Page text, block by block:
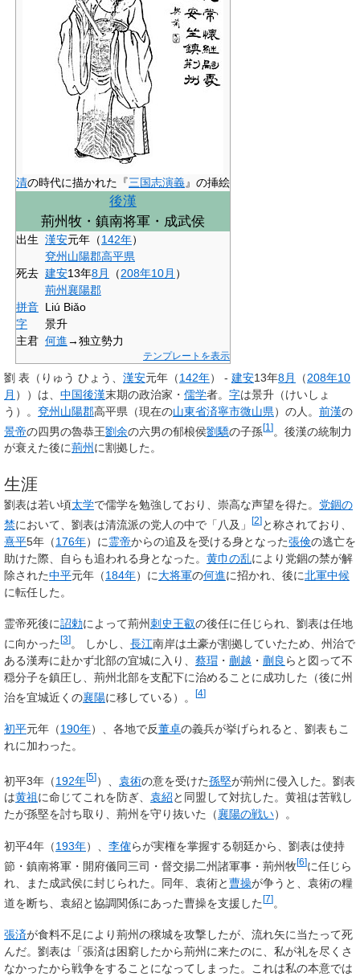
清の時代に描かれた『三国志演義』の挿絵
後漢
荊州牧・鎮南将軍・成武侯
出生 漢安元年（142年）
兗州山陽郡高平県
死去 建安13年8月 （208年10月 ）
荊州襄陽郡
拼音 Liú Biǎo
字
景升
主君 何進→独立勢力
テンプレートを表示
劉 表 （りゅう ひょう、 漢安元年（142年） - 建安13年8月 （208年10
月 ））は、 中国後漢末期の政治家・ 儒学者。 字は景升 （けいしょ
う）。 兗州山陽郡高平県（現在の山東省済寧市微山県）の人。 前漢の
景帝の四男の魯恭王劉余の六男の郁桹侯劉驕の子孫[1 ]。後漢の統制力
が衰えた後に荊州 に割拠した。
生涯
劉表は若い頃太学で儒学を勉強しており、崇高な声望を得た。 党錮の
禁において、劉表は清流派の党人の中で「八及 」 [2]と称されており、
熹平5年（176年）に霊帝からの追及を受ける身となった張倹の逃亡を
助けた際、自らも追われる身となった。 黄巾の乱により党錮の禁が解
除された中平元年（184年）に大将軍の何進に招かれ、後に北軍中候
に転任した。
霊帝死後に詔勅によって荊州刺史王叡の後任に任じられ、劉表は任地
に向かった [3] 。 しかし、 長江南岸は土豪が割拠していたため、州治で
ある漢寿に赴かず北部の宜城に入り、 蔡瑁 ・ 蒯越 ・ 蒯良 らと図って不
穏分子を鎮圧し、荊州北部を支配下に治めることに成功した（後に州
治を宜城近くの襄陽に移している）。 [4]
初平元年（190年）、各地で反董卓の義兵が挙げられると、劉表もこ
れに加わった。
初平3年（192年[5]）、 袁術の意を受けた孫堅が荊州に侵入した。劉表
は黄祖に命じてこれを防ぎ、 袁紹と同盟して対抗した。黄祖は苦戦し
たが孫堅を討ち取り、荊州を守り抜いた（襄陽の戦い）。
初平4年（193年）、 李傕らが実権を掌握する朝廷から、劉表は使持
節・鎮南将軍・開府儀同三司・督交揚二州諸軍事・荊州牧[6]に任じら
れ、また成武侯に封じられた。同年、袁術と曹操が争うと、袁術の糧
道を断ち、袁紹と協調関係にあった曹操を支援した[7]。
張済が食料不足により荊州の穣城を攻撃したが、流れ矢に当たって死
んだ。劉表は「張済は困窮したから荊州に来たのに、私が礼を尽くさ
なかったから戦争をすることになってしまった。これは私の本意では